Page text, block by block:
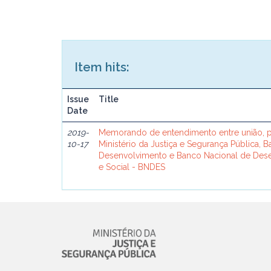
Item hits:
Issue
Date
Title
2019-
10-17
Memorando de entendimento entre união,
Ministério da Justiça e Segurança Pública,
Desenvolvimento e Banco Nacional de
e Social - BNDES